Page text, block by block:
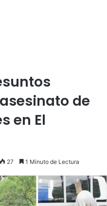
de
en El
27 1 Minuto de Lectura